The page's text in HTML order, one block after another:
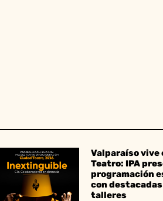
Valparaíso vive
Teatro: IPA
programación
con
talleres